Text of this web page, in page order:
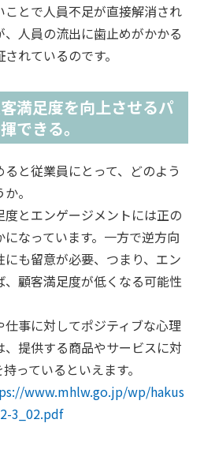
とで人員不足が直接解消され
人員の流出に歯止めがかかる
れているのです。
満足度を向上させるパ
できる。
と従業員にとって、どのよう
。
とエンゲージメントには正の
なっています。一方で逆方向
も留意が必要、つまり、エン
顧客満足度が低くなる可能性
事に対してポジティブな心理
提供する商品やサービスに対
っているといえます。
www.mhlw.go.jp/wp/hakus
3_02.pdf